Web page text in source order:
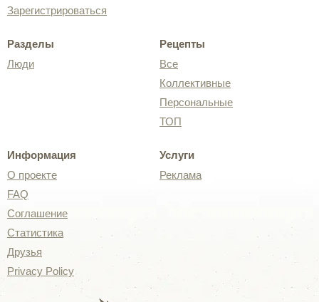
Зарегистрироваться
Разделы
Люди
Рецепты
Все
Коллективные
Персональные
ТОП
Информация
О проекте
FAQ
Соглашение
Статистика
Друзья
Privacy Policy
Услуги
Реклама